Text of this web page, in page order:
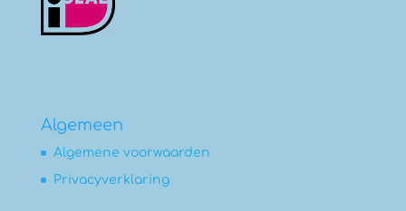
Algemeen
Algemene voorwaarden
Privacyverklaring